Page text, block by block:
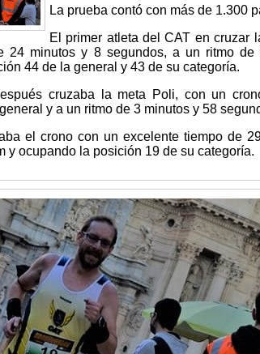
La prueba contó con más de 1.300
El primer atleta del CAT en cruzar
24 minutos y 8 segundos, a un ritmo de
44 de la general y 43 de su categoría.
cruzaba la meta Poli, con un
y a un ritmo de 3 minutos y 58
el crono con un excelente tiempo de
y ocupando la posición 19 de su categoría.